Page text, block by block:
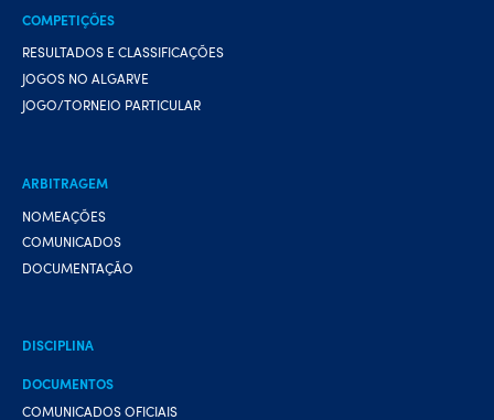
COMPETIÇÕES
RESULTADOS E CLASSIFICAÇÕES
JOGOS NO ALGARVE
JOGO/TORNEIO PARTICULAR
ARBITRAGEM
NOMEAÇÕES
COMUNICADOS
DOCUMENTAÇÃO
DISCIPLINA
DOCUMENTOS
COMUNICADOS OFICIAIS